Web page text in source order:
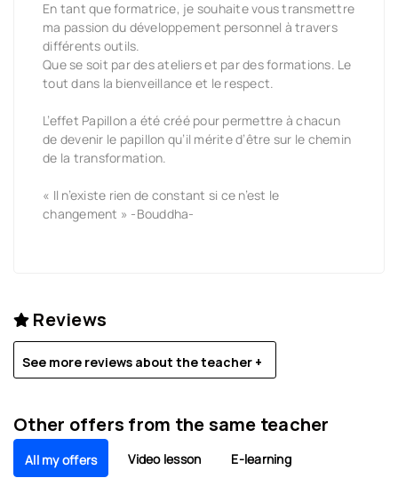
En tant que formatrice, je souhaite vous transmettre
ma passion du développement personnel à travers
différents outils.
Que se soit par des ateliers et par des formations. Le
tout dans la bienveillance et le respect.
L’effet Papillon a été créé pour permettre à chacun
de devenir le papillon qu’il mérite d’être sur le chemin
de la transformation.
« Il n’existe rien de constant si ce n’est le
changement » -Bouddha-
Reviews
See more reviews about the teacher +
Other offers from the same teacher
All my offers Video lesson E-learning